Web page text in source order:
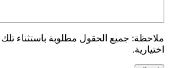
ملاحظة: جميع الحقول مطلوبة باستثناء تلك
اختيارية.